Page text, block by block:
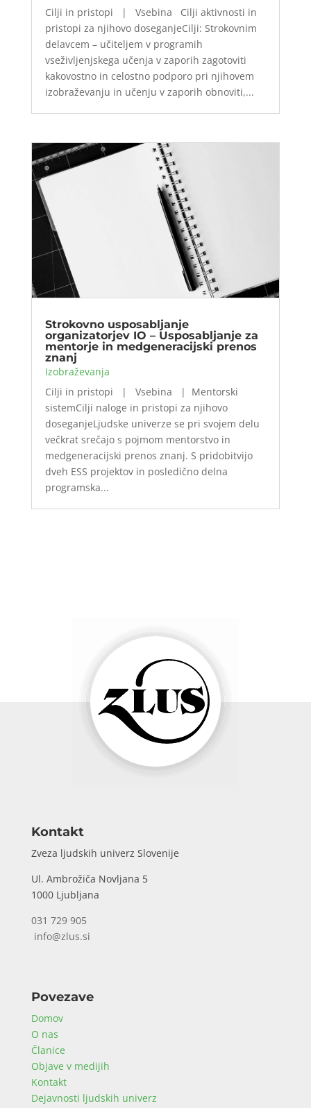
Cilji in pristopi | Vsebina Cilji aktivnosti in
pristopi za njihovo doseganjeCilji: Strokovnim
delavcem – učiteljem v programih
vseživljenjskega učenja v zaporih zagotoviti
kakovostno in celostno podporo pri njihovem
izobraževanju in učenju v zaporih obnoviti,...
Strokovno usposabljanje
organizatorjev IO – Usposabljanje za
mentorje in medgeneracijski prenos
znanj
Izobraževanja
Cilji in pristopi | Vsebina | Mentorski
sistemCilji naloge in pristopi za njihovo
doseganjeLjudske univerze se pri svojem delu
večkrat srečajo s pojmom mentorstvo in
medgeneracijski prenos znanj. S pridobitvijo
dveh ESS projektov in posledično delna
programska...
Kontakt
Zveza ljudskih univerz Slovenije
Ul. Ambrožiča Novljana 5
1000 Ljubljana
031 729 905
info@zlus.si
Povezave
Domov
O nas
Članice
Objave v medijih
Kontakt
Dejavnosti ljudskih univerz